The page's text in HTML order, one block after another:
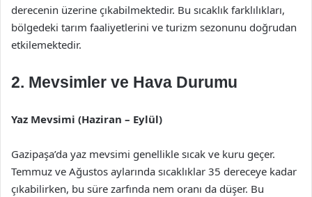
derecenin üzerine çıkabilmektedir. Bu sıcaklık farklılıkları,
bölgedeki tarım faaliyetlerini ve turizm sezonunu doğrudan
etkilemektedir.
2. Mevsimler ve Hava Durumu
Yaz Mevsimi (Haziran – Eylül)
Gazipaşa’da yaz mevsimi genellikle sıcak ve kuru geçer.
Temmuz ve Ağustos aylarında sıcaklıklar 35 dereceye kadar
çıkabilirken, bu süre zarfında nem oranı da düşer. Bu